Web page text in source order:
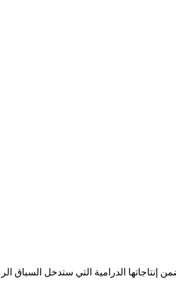
إنتاجاتها الدرامية التي ستدخل